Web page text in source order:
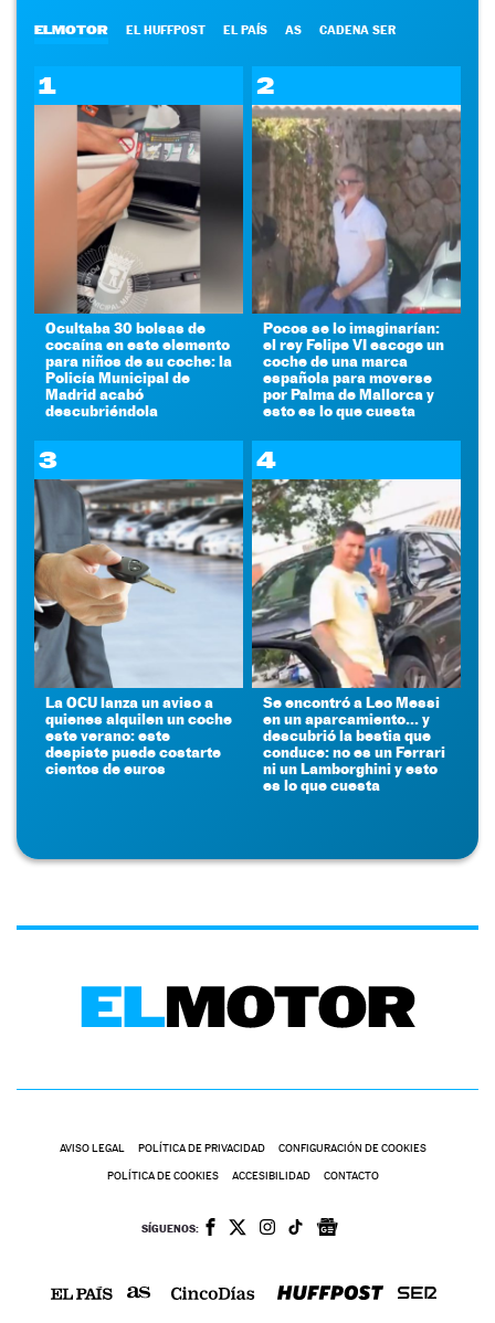
ELMOTOR EL HUFFPOST EL PAÍS AS CADENA SER
1
Ocultaba 30 bolsas de
cocaína en este elemento
para niños de su coche: la
Policía Municipal de
Madrid acabó
descubriéndola
2
Pocos se lo imaginarían:
el rey Felipe VI escoge un
coche de una marca
española para moverse
por Palma de Mallorca y
esto es lo que cuesta
3
La OCU lanza un aviso a
quienes alquilen un coche
este verano: este
despiste puede costarte
cientos de euros
4
Se encontró a Leo Messi
en un aparcamiento... y
descubrió la bestia que
conduce: no es un Ferrari
ni un Lamborghini y esto
es lo que cuesta
AVISO LEGAL POLÍTICA DE PRIVACIDAD CONFIGURACIÓN DE COOKIES
POLÍTICA DE COOKIES ACCESIBILIDAD CONTACTO
SÍGUENOS: